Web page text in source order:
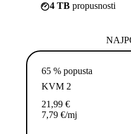
4 TB propusnosti
65 % popusta
KVM 2
21,99 €
7,79 €/mj